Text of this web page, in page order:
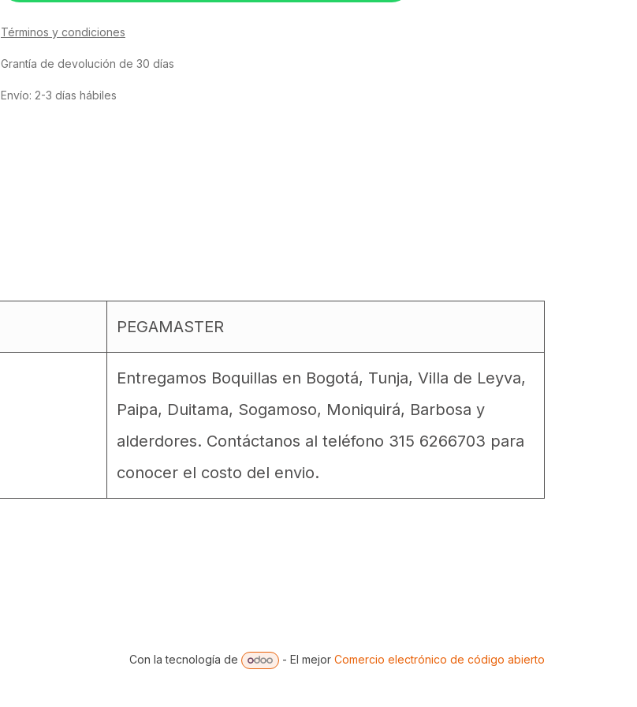
Términos y condiciones
Grantía de devolución de 30 días
Envío: 2-3 días hábiles
PEGAMASTER
Entregamos Boquillas en Bogotá, Tunja, Villa de Leyva,
Paipa, Duitama, Sogamoso, Moniquirá, Barbosa y
alderdores. Contáctanos al teléfono 315 6266703 para
conocer el costo del envio.
Con la tecnología de - El mejor Comercio electrónico de código abierto